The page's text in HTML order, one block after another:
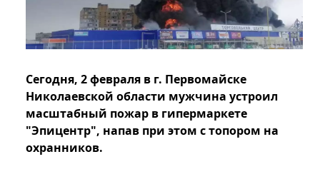
Сегодня, 2 февраля в г. Первомайске
Николаевской области мужчина устроил
масштабный пожар в гипермаркете
"Эпицентр", напав при этом с топором на
охранников.